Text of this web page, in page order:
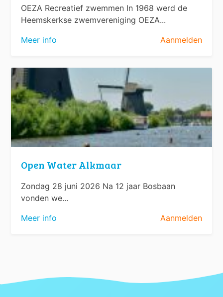
OEZA Recreatief zwemmen In 1968 werd de
Heemskerkse zwemvereniging OEZA...
Meer info
Aanmelden
Open Water Alkmaar
Zondag 28 juni 2026 Na 12 jaar Bosbaan
vonden we...
Meer info
Aanmelden